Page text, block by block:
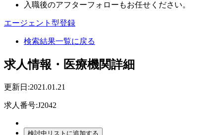
入職後のアフターフォローもお任せください。
エージェント型登録
検索結果一覧に戻る
求人情報・医療機関詳細
更新日:2021.01.21
求人番号:J2042